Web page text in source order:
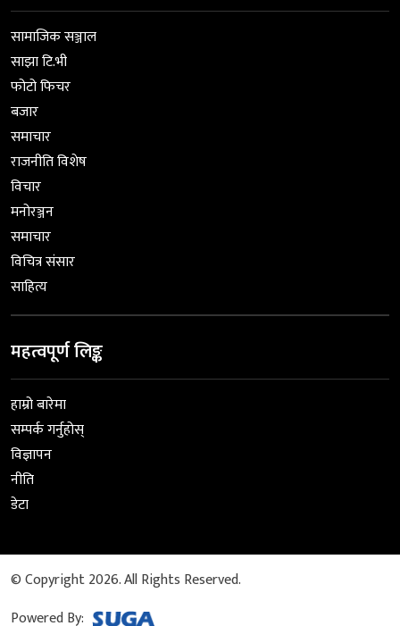
सामाजिक सञ्जाल
साझा टि.भी
फोटो फिचर
बजार
समाचार
राजनीति विशेष
विचार
मनोरञ्जन
समाचार
विचित्र संसार
साहित्य
महत्वपूर्ण लिङ्क
हाम्रो बारेमा
सम्पर्क गर्नुहोस्
विज्ञापन
नीति
डेटा
© Copyright 2026. All Rights Reserved.
Powered By: